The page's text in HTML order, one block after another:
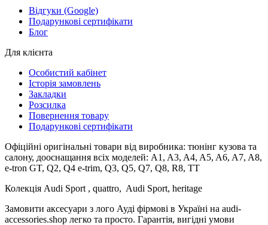
Відгуки (Google)
Подарункові сертифікати
Блог
Для клієнта
Особистий кабінет
Історія замовлень
Закладки
Розсилка
Повернення товару
Подарункові сертифікати
Офіційні оригінальні товари від виробника: тюнінг кузова та
салону, дооснащання всіх моделей: A1, A3, A4, A5, A6, A7, A8,
e-tron GT, Q2, Q4 e-trim, Q3, Q5, Q7, Q8, R8, TT
Колекція Audi Sport , quattro, Audi Sport, heritage
Замовити аксесуари з лого Ауді фірмові в Україні на audi-
accessories.shop легко та просто. Гарантія, вигідні умови